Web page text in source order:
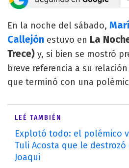
En la noche del sábado,
Callejón estuvo en La
Trece) y, si bien se mostró
breve referencia a su
que terminó con una
LEÉ TAMBIÉN
Explotó todo: el polémico
Tuli Acosta que le destrozó
Joaqui